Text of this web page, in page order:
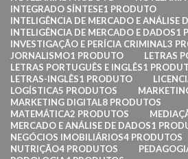
INTEGRADO SÍNTESE1 PRODUTO
INTELIGÊNCIA DE MERCADO E ANÁLISE
INTELIGÊNCIA DE MERCADO E DADOS1
INVESTIGAÇÃO E PERÍCIA CRIMINAL3
JORNALISMO1 PRODUTO LETRAS
LETRAS PORTUGUÊS E INGLÊS1
LETRAS-INGLÊS1 PRODUTO
LOGÍSTICA5 PRODUTOS
MARKETING DIGITAL8 PRODUTOS
MATEMÁTICA2 PRODUTOS
MERCADO E ANÁLISE DE DADOS1
NEGÓCIOS IMOBILIÁRIOS4 PRODUTOS
NUTRIÇÃO4 PRODUTOS